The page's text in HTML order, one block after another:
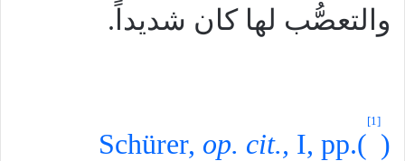
والتعصُّب لها كان شديداً.
(
[1]
)
Schürer, op. cit., I, pp.